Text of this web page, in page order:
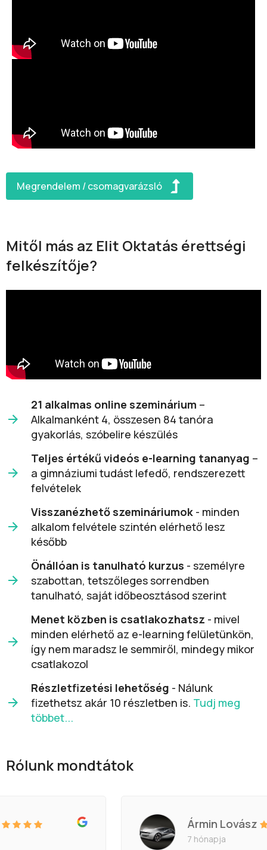
Megrendelem / csomagvarázsló
Mitől más az Elit Oktatás érettségi
felkészítője?
21 alkalmas online szeminárium –
Alkalmanként 4, összesen 84 tanóra
gyakorlás, szóbelire készülés
Teljes értékű videós e-learning tananyag –
a gimnáziumi tudást lefedő, rendszerezett
felvételek
Visszanézhető szemináriumok - minden
alkalom felvétele szintén elérhető lesz
később
Önállóan is tanulható kurzus - személyre
szabottan, tetszőleges sorrendben
tanulható, saját időbeosztásod szerint
Menet közben is csatlakozhatsz - mivel
minden elérhető az e-learning felületünkön,
így nem maradsz le semmiről, mindegy mikor
csatlakozol
Részletfizetési lehetőség - Nálunk
fizethetsz akár 10 részletben is. Tudj meg
többet...
Rólunk mondtátok
Ármin Lovász